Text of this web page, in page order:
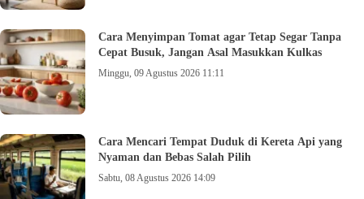
Cara Menyimpan Tomat agar Tetap Segar Tanpa
Cepat Busuk, Jangan Asal Masukkan Kulkas
Minggu, 09 Agustus 2026 11:11
Cara Mencari Tempat Duduk di Kereta Api yang
Nyaman dan Bebas Salah Pilih
Sabtu, 08 Agustus 2026 14:09